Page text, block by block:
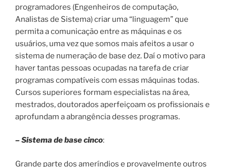
programadores (Engenheiros de computação,
Analistas de Sistema) criar uma “linguagem” que
permita a comunicação entre as máquinas e os
usuários, uma vez que somos mais afeitos a usar o
sistema de numeração de base dez. Daí o motivo para
haver tantas pessoas ocupadas na tarefa de criar
programas compatíveis com essas máquinas todas.
Cursos superiores formam especialistas na área,
mestrados, doutorados aperfeiçoam os profissionais e
aprofundam a abrangência desses programas.
– Sistema de base cinco:
Grande parte dos ameríndios e provavelmente outros